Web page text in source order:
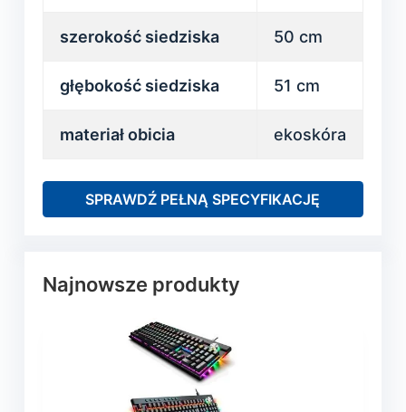
szerokość siedziska 50 cm
głębokość siedziska 51 cm
materiał obicia ekoskóra
SPRAWDŹ PEŁNĄ SPECYFIKACJĘ
Najnowsze produkty